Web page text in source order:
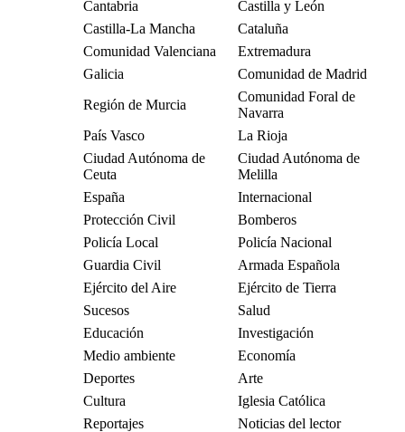
Cantabria
Castilla y León
Castilla-La Mancha
Cataluña
Comunidad Valenciana
Extremadura
Galicia
Comunidad de Madrid
Región de Murcia
Comunidad Foral de
Navarra
País Vasco
La Rioja
Ciudad Autónoma de
Ceuta
Ciudad Autónoma de
Melilla
España
Internacional
Protección Civil
Bomberos
Policía Local
Policía Nacional
Guardia Civil
Armada Española
Ejército del Aire
Ejército de Tierra
Sucesos
Salud
Educación
Investigación
Medio ambiente
Economía
Deportes
Arte
Cultura
Iglesia Católica
Reportajes
Noticias del lector